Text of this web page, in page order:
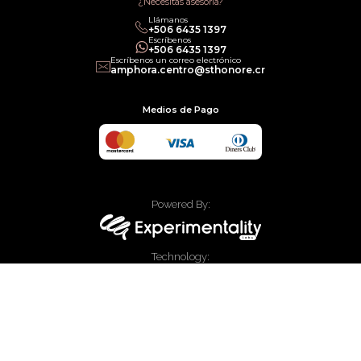
Llámanos
+506 6435 1397
Escríbenos
+506 6435 1397
Escríbenos un correo electrónico
amphora.centro@sthonore.cr
Medios de Pago
Powered By:
Technology: